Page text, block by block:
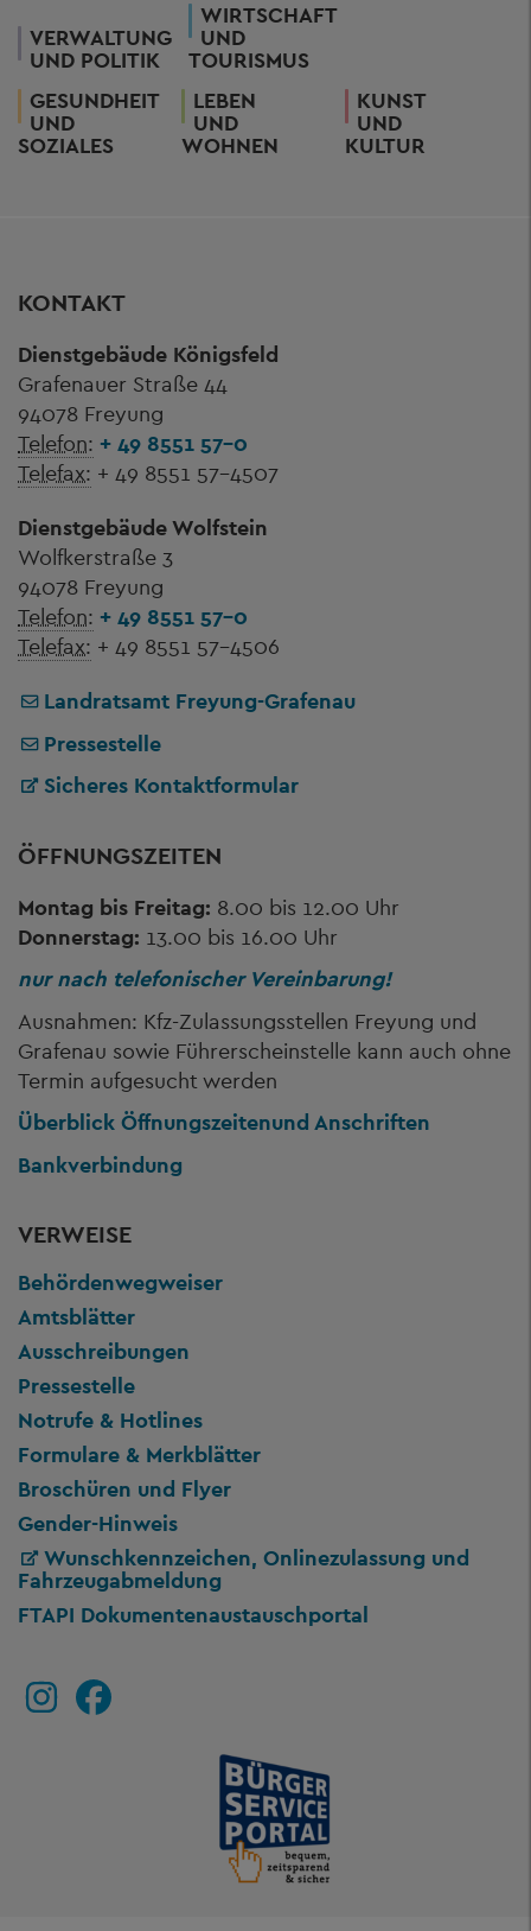
VERWALTUNG
UND POLITIK
WIRTSCHAFT
UND
TOURISMUS
GESUNDHEIT
UND
SOZIALES
LEBEN
UND
WOHNEN
KUNST
UND
KULTUR
KONTAKT
Dienstgebäude Königsfeld
Grafenauer Straße 44
94078 Freyung
Telefon: + 49 8551 57-0
Telefax: + 49 8551 57-4507
Dienstgebäude Wolfstein
Wolfkerstraße 3
94078 Freyung
Telefon: + 49 8551 57-0
Telefax: + 49 8551 57-4506
Landratsamt Freyung-Grafenau
Pressestelle
Sicheres Kontaktformular
ÖFFNUNGSZEITEN
Montag bis Freitag: 8.00 bis 12.00 Uhr
Donnerstag: 13.00 bis 16.00 Uhr
nur nach telefonischer Vereinbarung!
Ausnahmen: Kfz-Zulassungsstellen Freyung und
Grafenau sowie Führerscheinstelle kann auch ohne
Termin aufgesucht werden
Überblick Öffnungszeitenund Anschriften
Bankverbindung
VERWEISE
Behördenwegweiser
Amtsblätter
Ausschreibungen
Pressestelle
Notrufe & Hotlines
Formulare & Merkblätter
Broschüren und Flyer
Gender-Hinweis
Wunschkennzeichen, Onlinezulassung und
Fahrzeugabmeldung
FTAPI Dokumentenaustauschportal